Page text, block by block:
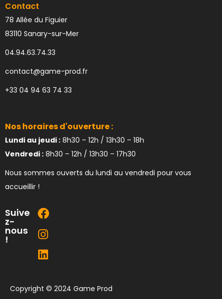
Contact
78 Allée du Figuier
83110 Sanary-sur-Mer
04.94.63.74.33
contact@game-prod.fr
+33 04 94 63 74 33
Nos horaires d'ouverture :
Lundi au jeudi : 8h30 – 12h / 13h30 – 18h
Vendredi : 8h30 – 12h / 13h30 – 17h30
Nous sommes ouverts du lundi au vendredi pour vous
accueillir !
Suive
z-
nous
!
Copyright © 2024 Game Prod